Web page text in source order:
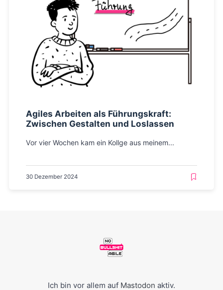
Agiles Arbeiten als Führungskraft:
Zwischen Gestalten und Loslassen
Vor vier Wochen kam ein Kollge aus meinem...
30 Dezember 2024
Ich bin vor allem auf Mastodon aktiv.